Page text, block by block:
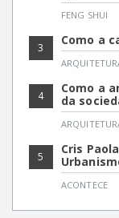
FENG SHUI
3 Como a
4
Como a
da
5
Cris
ACONTECE